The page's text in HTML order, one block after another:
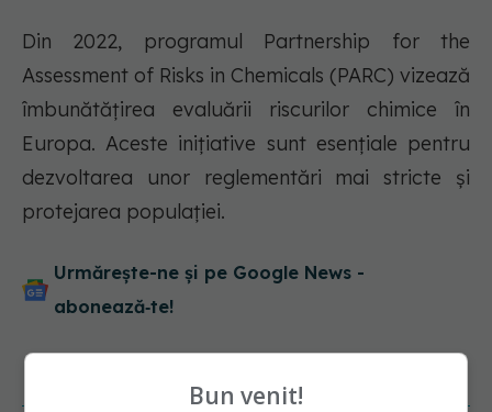
Din 2022, programul Partnership for the
Assessment of Risks in Chemicals (PARC) vizează
îmbunătățirea evaluării riscurilor chimice în
Europa. Aceste inițiative sunt esențiale pentru
dezvoltarea unor reglementări mai stricte și
protejarea populației.
Urmărește-ne și pe Google News -
abonează‑te!
Bun venit!